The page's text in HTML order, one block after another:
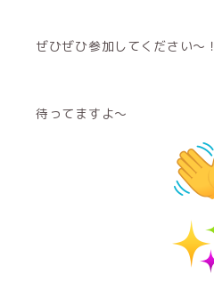
ぜひぜひ参加してください〜！
待ってますよ〜